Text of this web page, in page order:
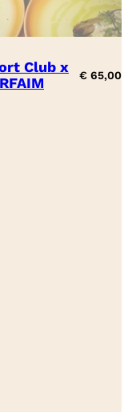
Club x
€ 65,00